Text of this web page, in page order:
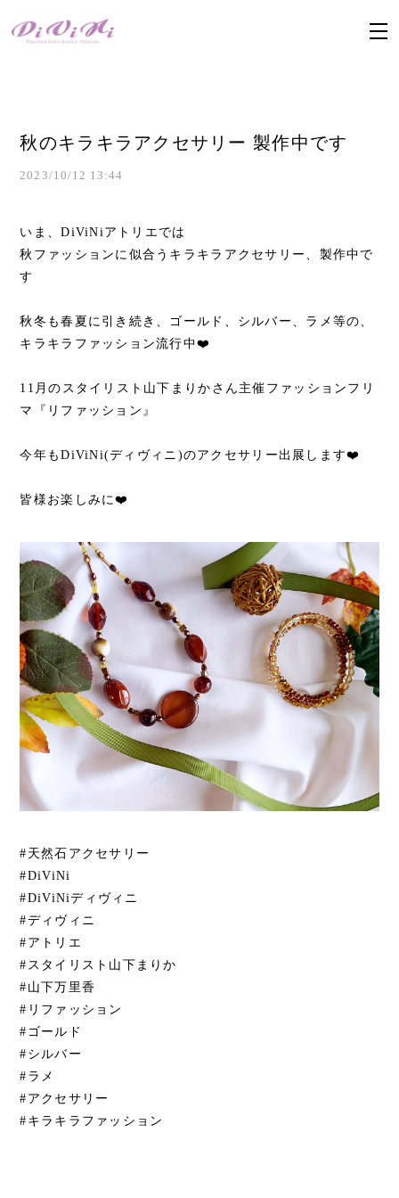
秋のキラキラアクセサリー 製作中です
2023/10/12 13:44
いま、DiViNiアトリエでは
秋ファッションに似合うキラキラアクセサリー、製作中で
す
秋冬も春夏に引き続き、ゴールド、シルバー、ラメ等の、
キラキラファッション流行中❤️
11月のスタイリスト山下まりかさん主催ファッションフリ
マ『リファッション』
今年もDiViNi(ディヴィニ)のアクセサリー出展します❤️
皆様お楽しみに❤️
#天然石アクセサリー
#DiViNi
#DiViNiディヴィニ
#ディヴィニ
#アトリエ
#スタイリスト山下まりか
#山下万里香
#リファッション
#ゴールド
#シルバー
#ラメ
#アクセサリー
#キラキラファッション